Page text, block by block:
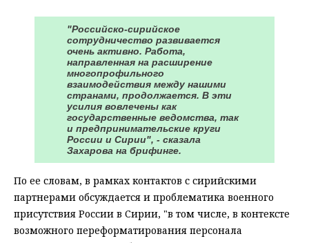
"Российско-сирийское
сотрудничество развивается
очень активно. Работа,
направленная на расширение
многопрофильного
взаимодействия между нашими
странами, продолжается. В эти
усилия вовлечены как
государственные ведомства, так
и предпринимательские круги
России и Сирии", - сказала
Захарова на брифинге.
По ее словам, в рамках контактов с сирийскими
партнерами обсуждается и проблематика военного
присутствия России в Сирии, "в том числе, в контексте
возможного переформатирования персонала